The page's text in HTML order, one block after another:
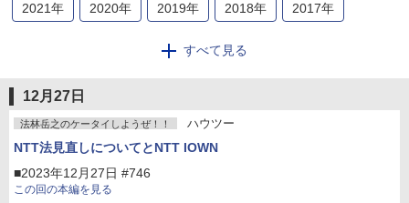
2021年 2020年 2019年 2018年 2017年
2014年 2013
すべて見る
12月27日
法林岳之のケータイしようぜ！！ ハウツー
NTT法見直しについてとNTT IOWN
■2023年12月27日 #746
この回の本編を見る